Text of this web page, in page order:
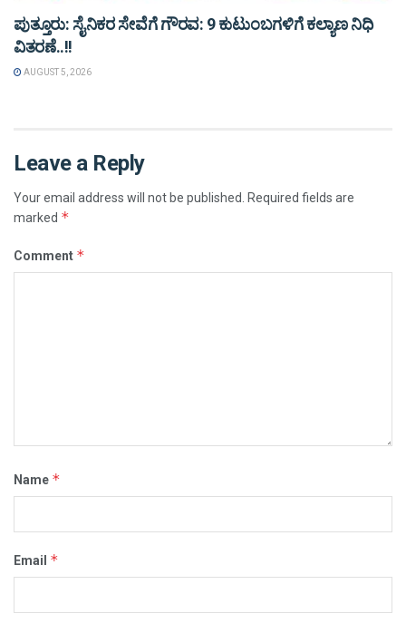
ಪುತ್ತೂರು: ಸೈನಿಕರ ಸೇವೆಗೆ ಗೌರವ: 9 ಕುಟುಂಬಗಳಿಗೆ ಕಲ್ಯಾಣ ನಿಧಿ
ವಿತರಣೆ..!!
AUGUST 5, 2026
Leave a Reply
Your email address will not be published. Required fields are
marked *
Comment *
Name *
Email *